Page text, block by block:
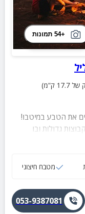
+54 תמונות
ק"מ)
את הטבע במיטבו!
גדולות ובו
מחצלות, המון
מטבח חיצוני
053-9387081